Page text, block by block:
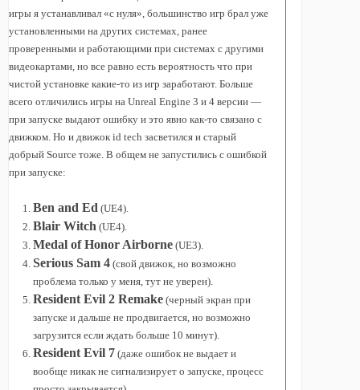
игры я устанавливал «с нуля», большинство игр брал уже
установленными на других системах, ранее
проверенными и работающими при системах с другими
видеокартами, но все равно есть вероятность что при
чистой установке какие-то из игр заработают. Больше
всего отличились игры на Unreal Engine 3 и 4 версии —
при запуске выдают ошибку и это явно как-то связано с
движком. Но и движок id tech засветился и старый
добрый Source тоже. В общем не запустились с ошибкой
при запуске:
Ben and Ed (UE4).
Blair Witch (UE4).
Medal of Honor Airborne(UE3).
Serious Sam 4(свой движок, но возможно
проблема только у меня, тут не уверен).
Resident Evil 2 Remake(черный экран при
запуске и дальше не продвигается, но возможно
загрузится если ждать больше 10 минут).
Resident Evil 7(даже ошибок не выдает и
вообще никак не сигнализирует о запуске, процесс